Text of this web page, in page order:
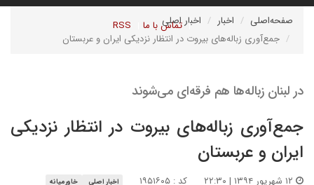
تماس با ما RSS صفحه‌اصلی اخبار
اخبار اصلی
جمع‌آوری زباله‌های بیروت در انتظار نزدیکی ایران و عربستان
در لبنان زباله‌ها هم فرقه‌ای می‌شوند
جمع‌آوری زباله‌های بیروت در انتظار نزدیکی
ایران و عربستان
کد : ۱۹۵۱۶۰۵ اخبار اصلی خاورمیانه